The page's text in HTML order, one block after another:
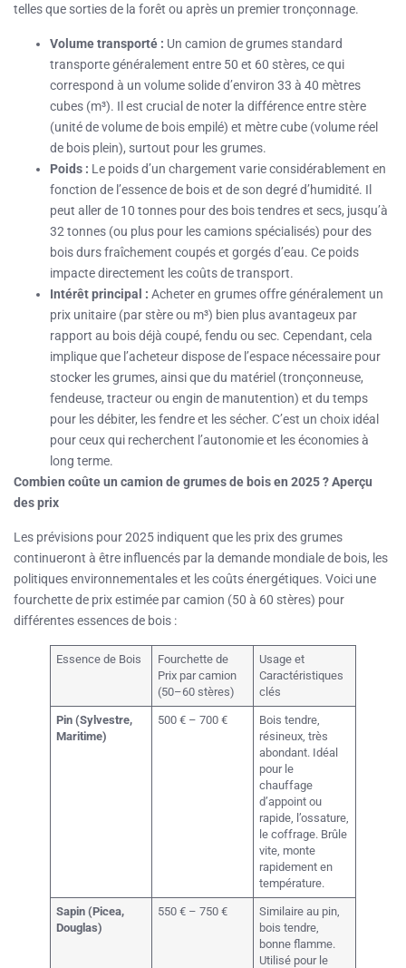
telles que sorties de la forêt ou après un premier tronçonnage.
Volume transporté : Un camion de grumes standard
transporte généralement entre 50 et 60 stères, ce qui
correspond à un volume solide d’environ 33 à 40 mètres
cubes (m³). Il est crucial de noter la différence entre stère
(unité de volume de bois empilé) et mètre cube (volume réel
de bois plein), surtout pour les grumes.
Poids : Le poids d’un chargement varie considérablement en
fonction de l’essence de bois et de son degré d’humidité. Il
peut aller de 10 tonnes pour des bois tendres et secs, jusqu’à
32 tonnes (ou plus pour les camions spécialisés) pour des
bois durs fraîchement coupés et gorgés d’eau. Ce poids
impacte directement les coûts de transport.
Intérêt principal : Acheter en grumes offre généralement un
prix unitaire (par stère ou m³) bien plus avantageux par
rapport au bois déjà coupé, fendu ou sec. Cependant, cela
implique que l’acheteur dispose de l’espace nécessaire pour
stocker les grumes, ainsi que du matériel (tronçonneuse,
fendeuse, tracteur ou engin de manutention) et du temps
pour les débiter, les fendre et les sécher. C’est un choix idéal
pour ceux qui recherchent l’autonomie et les économies à
long terme.
Combien coûte un camion de grumes de bois en 2025 ? Aperçu
des prix
Les prévisions pour 2025 indiquent que les prix des grumes
continueront à être influencés par la demande mondiale de bois, les
politiques environnementales et les coûts énergétiques. Voici une
fourchette de prix estimée par camion (50 à 60 stères) pour
différentes essences de bois :
Essence de Bois
Fourchette de
Prix par camion
(50–60 stères)
Usage et
Caractéristiques
clés
Pin (Sylvestre,
Maritime)
500 € – 700 €
Bois tendre,
résineux, très
abondant. Idéal
pour le
chauffage
d’appoint ou
rapide, l’ossature,
le coffrage. Brûle
vite, monte
rapidement en
température.
Sapin (Picea,
Douglas)
550 € – 750 €
Similaire au pin,
bois tendre,
bonne flamme.
Utilisé pour le